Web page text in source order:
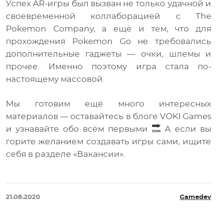
Успех AR-игры был вызван не только удачной и
своевременной коллаборацией с The
Pokemon Company, а ещё и тем, что для
прохождения Pokemon Go не требовались
дополнительные гаджеты — очки, шлемы и
прочее. Именно поэтому игра стала по-
настоящему массовой.
Мы готовим ещё много интересных
материалов — оставайтесь в блоге VOKI Games
и узнавайте обо всём первыми
А если вы
горите желанием создавать игры сами, ищите
себя в разделе «Вакансии».
21.08.2020 Gamedev